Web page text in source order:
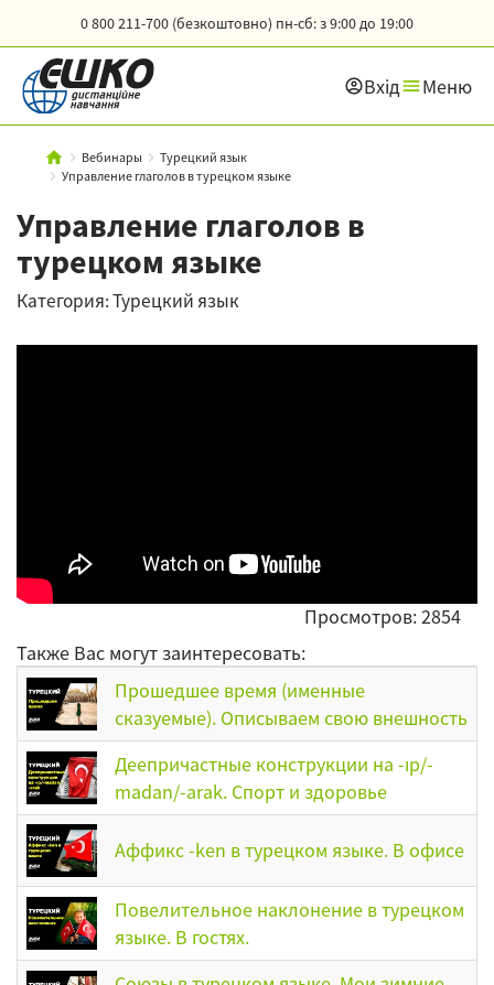
0 800 211-700 (безкоштовно) пн-сб: з 9:00 до 19:00
Вхід Меню
Вебинары
Турецкий язык
Управление глаголов в турецком языке
Управление глаголов в
турецком языке
Категория: Турецкий язык
Просмотров: 2854
Также Вас могут заинтересовать:
Прошедшее время (именные
сказуемые). Описываем свою внешность
Деепричастные конструкции на -ıp/-
madan/-arak. Спорт и здоровье
Аффикс -ken в турецком языке. В офисе
Повелительное наклонение в турецком
языке. В гостях.